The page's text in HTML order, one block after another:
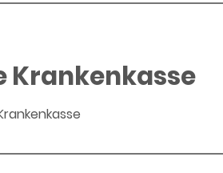
Krankenkasse